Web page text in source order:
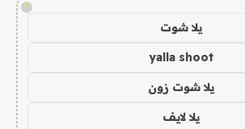
!
يلا شوت
yalla shoot
يلا شوت زون
يلا لايف